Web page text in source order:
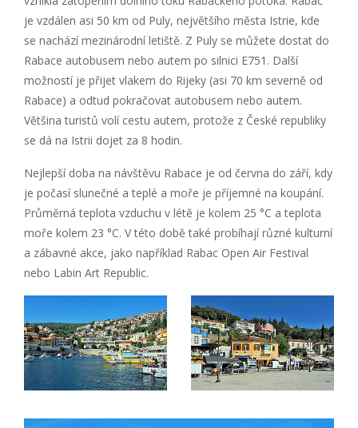
je vzdálen asi 50 km od Puly, největšího města Istrie, kde
se nachází mezinárodní letiště. Z Puly se můžete dostat do
Rabace autobusem nebo autem po silnici E751. Další
možností je přijet vlakem do Rijeky (asi 70 km severně od
Rabace) a odtud pokračovat autobusem nebo autem.
Většina turistů volí cestu autem, protože z České republiky
se dá na Istrii dojet za 8 hodin.
Nejlepší doba na návštěvu Rabace je od června do září, kdy
je počasí slunečné a teplé a moře je příjemné na koupání.
Průměrná teplota vzduchu v létě je kolem 25 °C a teplota
moře kolem 23 °C. V této době také probíhají různé kulturní
a zábavné akce, jako například Rabac Open Air Festival
nebo Labin Art Republic.